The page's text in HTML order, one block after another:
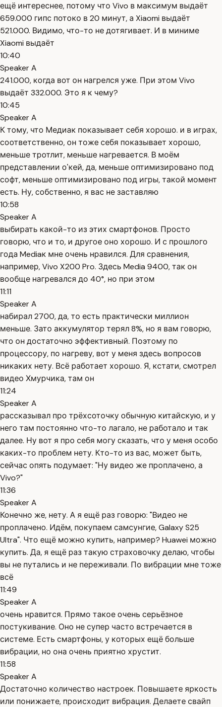
ещё интереснее, потому что Vivo в максимум выдаёт
659.000 гипс потоко в 20 минут, а Xiaomi выдаёт
521.000. Видимо, что-то не дотягивает. И в миниме
Xiaomi выдаёт
10:40
Speaker A
241.000, когда вот он нагрелся уже. При этом Vivo
выдаёт 332.000. Это я к чему?
10:45
Speaker A
К тому, что Медиак показывает себя хорошо. и в играх,
соответственно, он тоже себя показывает хорошо,
меньше тротлит, меньше нагревается. В моём
представлении о'кей, да, меньше оптимизировано под
софт, меньше оптимизировано под игры, такой момент
есть. Ну, собственно, я вас не заставляю
10:58
Speaker A
выбирать какой-то из этих смартфонов. Просто
говорю, что и то, и другое оно хорошо. И с прошлого
года Mediaк мне очень нравился. Для сравнения,
например, Vivo X200 Pro. Здесь Media 9400, так он
вообще нагревался до 40°, но при этом
11:11
Speaker A
набирал 2700, да, то есть практически миллион
меньше. Зато аккумулятор терял 8%, но я вам говорю,
что он достаточно эффективный. Поэтому по
процессору, по нагреву, вот у меня здесь вопросов
никаких нету. Всё работает хорошо. Я, кстати, смотрел
видео Хмурчика, там он
11:24
Speaker A
рассказывал про трёхсоточку обычную китайскую, и у
него там постоянно что-то лагало, не работало и так
далее. Ну вот я про себя могу сказать, что у меня особо
каких-то проблем нету. Кто-то из вас, может быть,
сейчас опять подумает: "Ну видео же проплачено, а
Vivo?"
11:36
Speaker A
Конечно же, нету. А я ещё раз говорю: "Видео не
проплачено. Идём, покупаем самсунгие, Galaxy S25
Ultra". Что ещё можно купить, например? Huawei можно
купить. Да, я ещё раз такую страховочку делаю, чтобы
вы не путались и не переживали. По вибрации мне тоже
всё
11:49
Speaker A
очень нравится. Прямо такое очень серьёзное
постукивание. Оно не супер часто встречается в
системе. Есть смартфоны, у которых ещё больше
вибрации, но она очень приятно хрустит.
11:58
Speaker A
Достаточно количество настроек. Повышаете яркость
или понижаете, происходит вибрация. Делаете свайп